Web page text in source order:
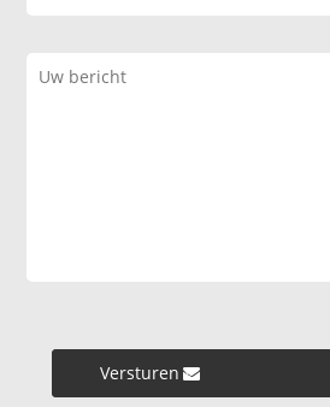
Versturen »